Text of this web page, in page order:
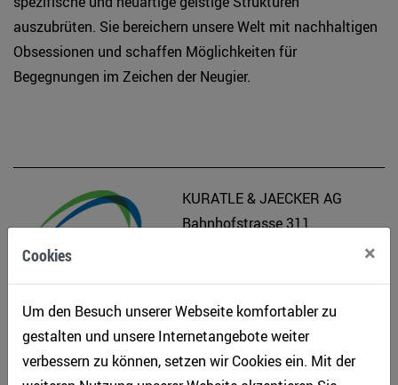
Cookies ×
Um den Besuch unserer Webseite komfortabler zu
gestalten und unsere Internetangebote weiter
verbessern zu können, setzen wir Cookies ein. Mit der
auszubrüten. Sie bereichern unsere Welt mit nachhaltigen
Obsessionen und schaffen Möglichkeiten für
Begegnungen im Zeichen der Neugier.
KURATLE & JAECKER AG
Bahnhofstrasse 311
leibstadt(at)kuratlejaecker.ch
www.kuratlejaecker.ch